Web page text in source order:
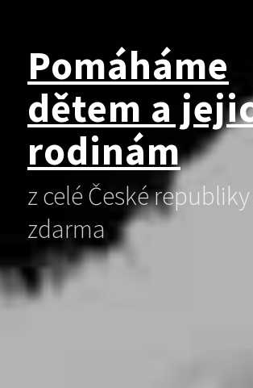
Pomáháme
dětem a
rodinám
z celé České republiky
zdarma